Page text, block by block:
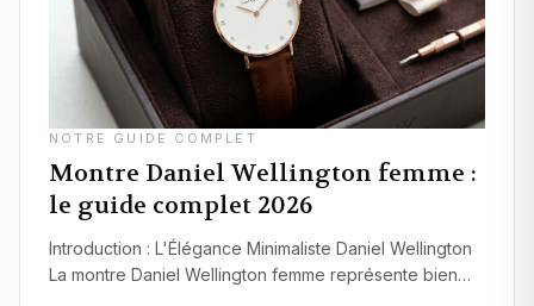
NOTRE GUIDE COMPLET
Montre Daniel Wellington femme :
le guide complet 2026
Introduction : L'Élégance Minimaliste Daniel Wellington
La montre Daniel Wellington femme représente bien